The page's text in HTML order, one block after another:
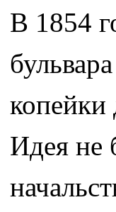
В 1854
копейки
Идея не